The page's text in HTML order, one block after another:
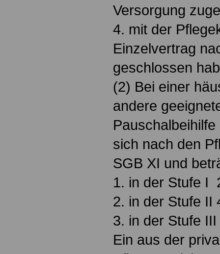
Versorgung
4. mit der
Einzelvertrag
geschlossen
(2) Bei einer
andere
sich nach den
SGB XI und
1. in der Stufe I
2. in der Stufe II
3. in der Stufe
Ein aus der